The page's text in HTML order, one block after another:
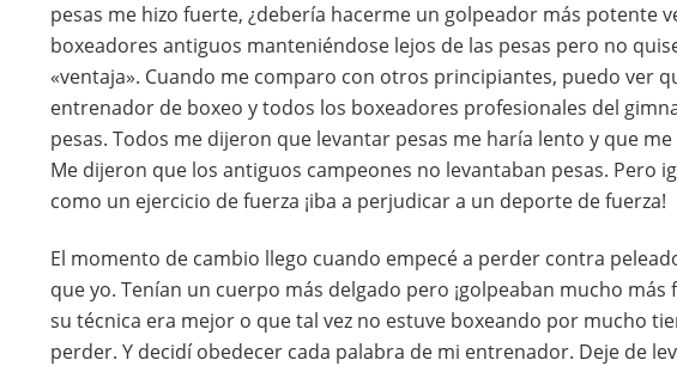
pesas me hizo fuerte, ¿debería hacerme un golpeador más potente
boxeadores antiguos manteniéndose lejos de las pesas pero no
«ventaja». Cuando me comparo con otros principiantes, puedo ver
entrenador de boxeo y todos los boxeadores profesionales del
pesas. Todos me dijeron que levantar pesas me haría lento y que
Me dijeron que los antiguos campeones no levantaban pesas. Pero
como un ejercicio de fuerza ¡iba a perjudicar a un deporte de fuerza!
El momento de cambio llego cuando empecé a perder contra
que yo. Tenían un cuerpo más delgado pero ¡golpeaban mucho
su técnica era mejor o que tal vez no estuve boxeando por mucho
perder. Y decidí obedecer cada palabra de mi entrenador. Deje de